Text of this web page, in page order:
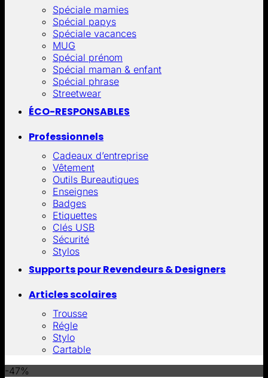
Spéciale mamies
Spécial papys
Spéciale vacances
MUG
Spécial prénom
Spécial maman & enfant
Spécial phrase
Streetwear
ÉCO-RESPONSABLES
Professionnels
Cadeaux d’entreprise
Vêtement
Outils Bureautiques
Enseignes
Badges
Etiquettes
Clés USB
Sécurité
Stylos
Supports pour Revendeurs & Designers
Articles scolaires
Trousse
Régle
Stylo
Cartable
-47%